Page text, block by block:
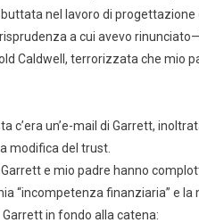
nel lavoro di
a cui avevo
Caldwell, terrorizzata che mio
c’era un’e-mail di Garrett,
modifica del trust.
e mio padre hanno
“incompetenza finanziaria” e
in fondo alla catena: